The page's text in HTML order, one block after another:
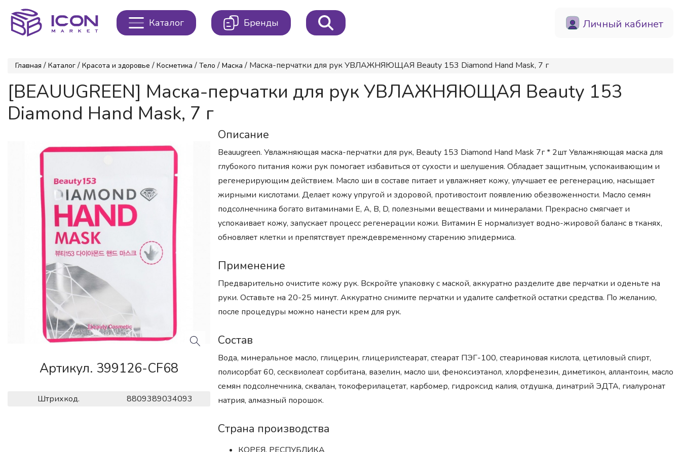
Каталог Бренды Личный кабинет
Главная / Каталог / Красота и здоровье / Косметика / Тело / Маска / Маска-перчатки для рук УВЛАЖНЯЮЩАЯ Beauty 153 Diamond Hand Mask, 7 г
[BEAUUGREEN] Маска-перчатки для рук УВЛАЖНЯЮЩАЯ Beauty 153
Diamond Hand Mask, 7 г
Артикул. 399126-CF68
Штрихкод. 8809389034093
Описание
Beauugreen. Увлажняющая маска-перчатки для рук, Beauty 153 Diamond Hand Mask 7г * 2шт Увлажняющая маска для
глубокого питания кожи рук помогает избавиться от сухости и шелушения. Обладает защитным, успокаивающим и
регенерирующим действием. Масло ши в составе питает и увлажняет кожу, улучшает ее регенерацию, насыщает
жирными кислотами. Делает кожу упругой и здоровой, противостоит появлению обезвоженности. Масло семян
подсолнечника богато витаминами Е, А, B, D, полезными веществами и минералами. Прекрасно смягчает и
успокаивает кожу, запускает процесс регенерации кожи. Витамин Е нормализует водно-жировой баланс в тканях,
обновляет клетки и препятствует преждевременному старению эпидермиса.
Применение
Предварительно очистите кожу рук. Вскройте упаковку с маской, аккуратно разделите две перчатки и оденьте на
руки. Оставьте на 20-25 минут. Аккуратно снимите перчатки и удалите салфеткой остатки средства. По желанию,
после процедуры можно нанести крем для рук.
Состав
Вода, минеральное масло, глицерин, глицерилстеарат, стеарат ПЭГ-100, стеариновая кислота, цетиловый спирт,
полисорбат 60, сесквиолеат сорбитана, вазелин, масло ши, феноксиэтанол, хлорфенезин, диметикон, аллантоин, масло
семян подсолнечника, сквалан, токоферилацетат, карбомер, гидроксид калия, отдушка, динатрий ЭДТА, гиалуронат
натрия, алмазный порошок.
Страна производства